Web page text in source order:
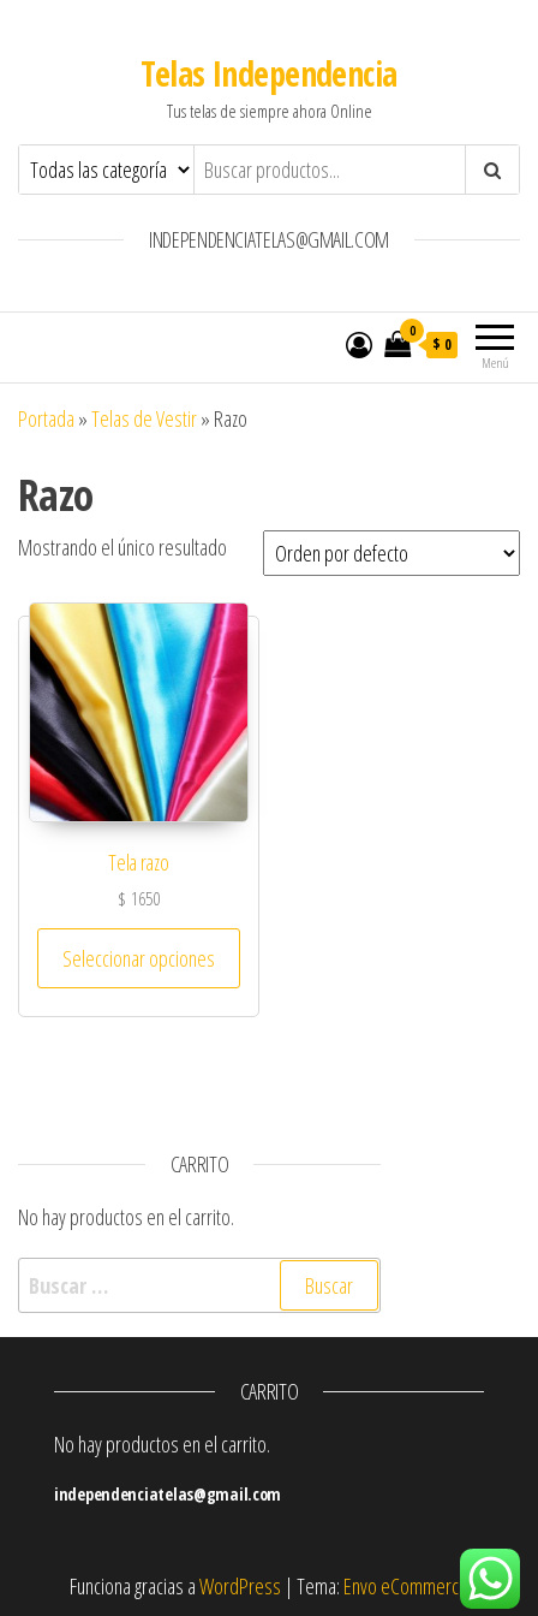
Telas Independencia
Tus telas de siempre ahora Online
INDEPENDENCIATELAS@GMAIL.COM
Menú
0
$ 0
Portada »Telas de Vestir» Razo
Razo
Mostrando el único resultado
Tela razo
$ 1650
Seleccionar opciones
CARRITO
No hay productos en el carrito.
Buscar:
CARRITO
No hay productos en el carrito.
independenciatelas@gmail.com
Funciona gracias aWordPress | Tema: Envo eCommerce